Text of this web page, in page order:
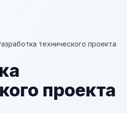
технического проекта
проекта